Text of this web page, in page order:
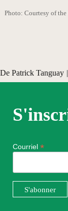
Photo: Courtesy of
De Patrick Tanguay |
Courriel *